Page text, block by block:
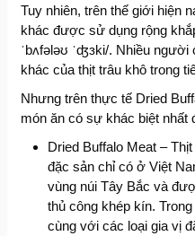
Tuy nhiên, trên thế giới hiện
khác được sử dụng rộng
ˈbʌfələʊ ˈʤɜki/. Nhiều người
khác của thịt trâu khô trong
Nhưng trên thực tế Dried
món ăn có sự khác biệt nhất
Dried Buffalo Meat –
đặc sản chỉ có ở Việt
vùng núi Tây Bắc và
thủ công khép kín.
cùng với các loại gia vị